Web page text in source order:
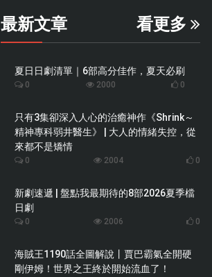
最新文章 看更多
夏日日劇清單｜6部高分佳作，夏天必刷
0 2000 0
只有3集卻深入人心的治癒神作《Shrink～
精神專科弱井醫生》 | 大人的情緒失控，從
來都不是矯情
0 2004 0
新劇速遞 | 盤點我最期待的8部2026夏季檔
日劇
0 2006 0
海賊王1190話全圖解說丨賈巴霸氣全開硬
剛伊姆！世界之王終於開始流血了！